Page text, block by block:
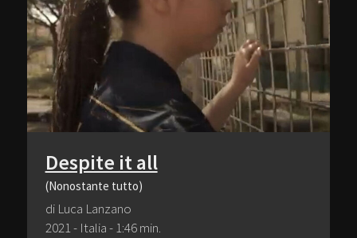
Despite it all
(Nonostante tutto)
di Luca Lanzano
2021 - Italia - 1:46 min.